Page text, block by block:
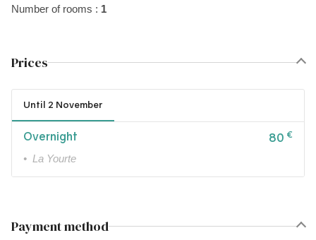
Number of rooms : 1
Prices
Until 2 November
Overnight 80 €
• La Yourte
Payment method